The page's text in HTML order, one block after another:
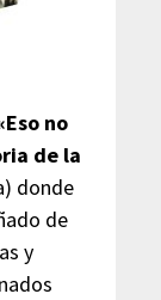
no
de la
donde
de
y